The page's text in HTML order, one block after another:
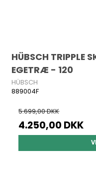
HÜBSCH TRIPPLE
EGETRÆ - 120
HÜBSCH
889004F
5.699,00 DKK
4.250,00 DKK